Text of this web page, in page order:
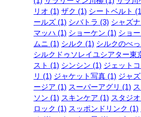
リオ (1) ザク (1) シートベルト
ールズ (1) シバトラ (3) シャズ
マッハ (1) ショーケン (1) ショ
ムニ (1) シルク (1) シルクのべ
シルクドゥソレイユシアター東
スト (1) シンシン (1) ジェット
リ (1) ジャケット写真 (1) ジャ
ージア (1) スーパーアグリ (1)
ソン (1) スキンケア (1) スタジ
ロック (1) スッポンドリンク (1)